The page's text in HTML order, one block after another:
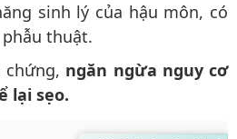
sinh lý của hậu môn, có
thuật.
chứng, ngăn ngừa nguy cơ
lại sẹo.